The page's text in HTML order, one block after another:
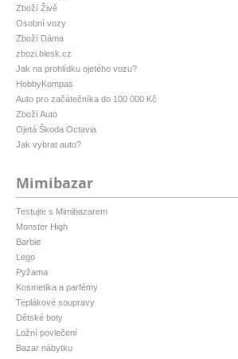
Zboží Živě
Osobní vozy
Zboží Dáma
zbozi.blesk.cz
Jak na prohlídku ojetého vozu?
HobbyKompas
Auto pro začátečníka do 100 000 Kč
Zboží Auto
Ojetá Škoda Octavia
Jak vybrat auto?
Mimibazar
Testujte s Mimibazarem
Monster High
Barbie
Lego
Pyžama
Kosmetika a parfémy
Teplákové soupravy
Dětské boty
Ložní povlečení
Bazar nábytku